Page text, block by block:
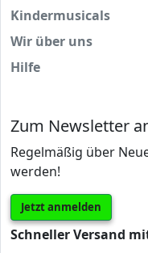
Kindermusicals
Wir über uns
Hilfe
Zum Newsletter
Regelmäßig über
werden!
Jetzt anmelden
Schneller Versand